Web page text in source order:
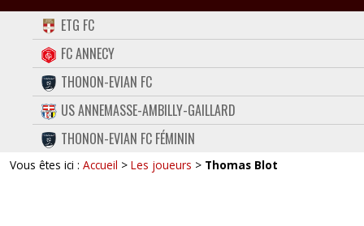
ACCUEIL
FORUM
CONTACT
FACEBOOK
TWITTER
ETG FC
FC ANNECY
THONON-EVIAN FC
US ANNEMASSE-AMBILLY-GAILLARD
THONON-EVIAN FC FÉMININ
Vous êtes ici : Accueil > Les joueurs > Thomas Blot